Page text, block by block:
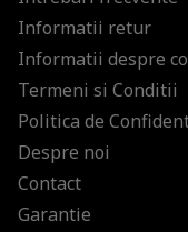
Informatii retur
Informatii despre
Termeni si Conditii
Politica de
Despre noi
Contact
Garantie